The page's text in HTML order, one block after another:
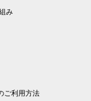
み
ご利用方法